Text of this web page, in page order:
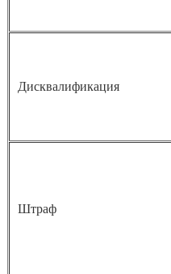
Дисквалификация
Штраф